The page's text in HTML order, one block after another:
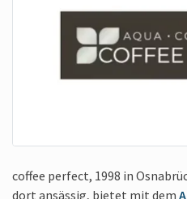
coffee perfect, 1998 in
dort ansässig, bietet mit dem